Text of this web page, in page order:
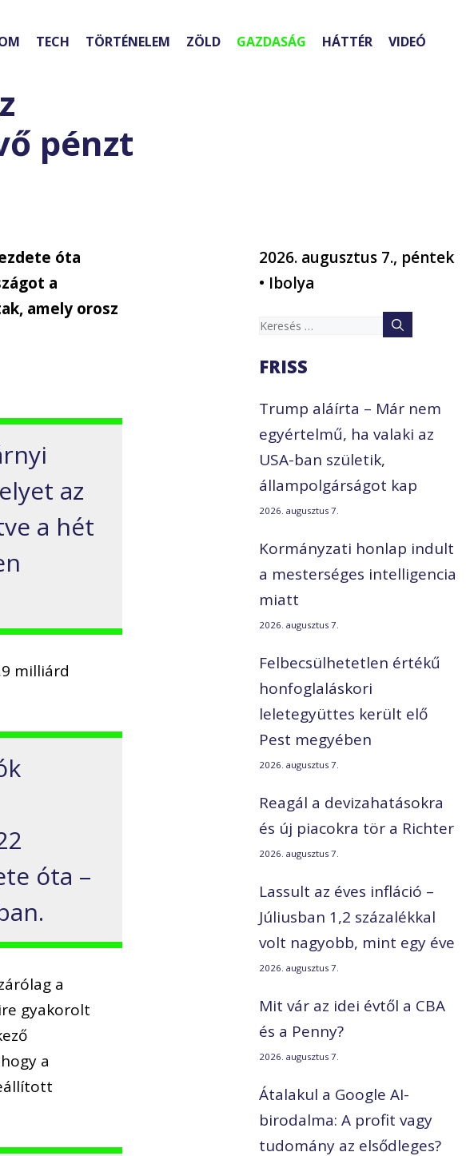
TECH TÖRTÉNELEM ZÖLD GAZDASÁG HÁTTÉR VIDEÓ
pénzt
óta
a
amely orosz
az
a hét
milliárd
óta –
a
gyakorolt
a
2026. augusztus 7., péntek
• Ibolya
Keresés:
FRISS
Trump aláírta – Már nem
egyértelmű, ha valaki az
USA-ban születik,
állampolgárságot kap
2026. augusztus 7.
Kormányzati honlap indult
a mesterséges intelligencia
miatt
2026. augusztus 7.
Felbecsülhetetlen értékű
honfoglaláskori
leletegyüttes került elő
Pest megyében
2026. augusztus 7.
Reagál a devizahatásokra
és új piacokra tör a Richter
2026. augusztus 7.
Lassult az éves infláció –
Júliusban 1,2 százalékkal
volt nagyobb, mint egy éve
2026. augusztus 7.
Mit vár az idei évtől a CBA
és a Penny?
2026. augusztus 7.
Átalakul a Google AI-
birodalma: A profit vagy
tudomány az elsődleges?